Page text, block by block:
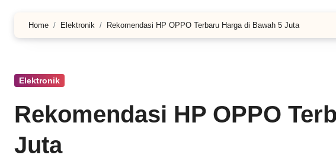
Home Elektronik Rekomendasi HP OPPO Terbaru Harga di Bawah 5 Juta
Elektronik
Rekomendasi HP OPPO
Juta